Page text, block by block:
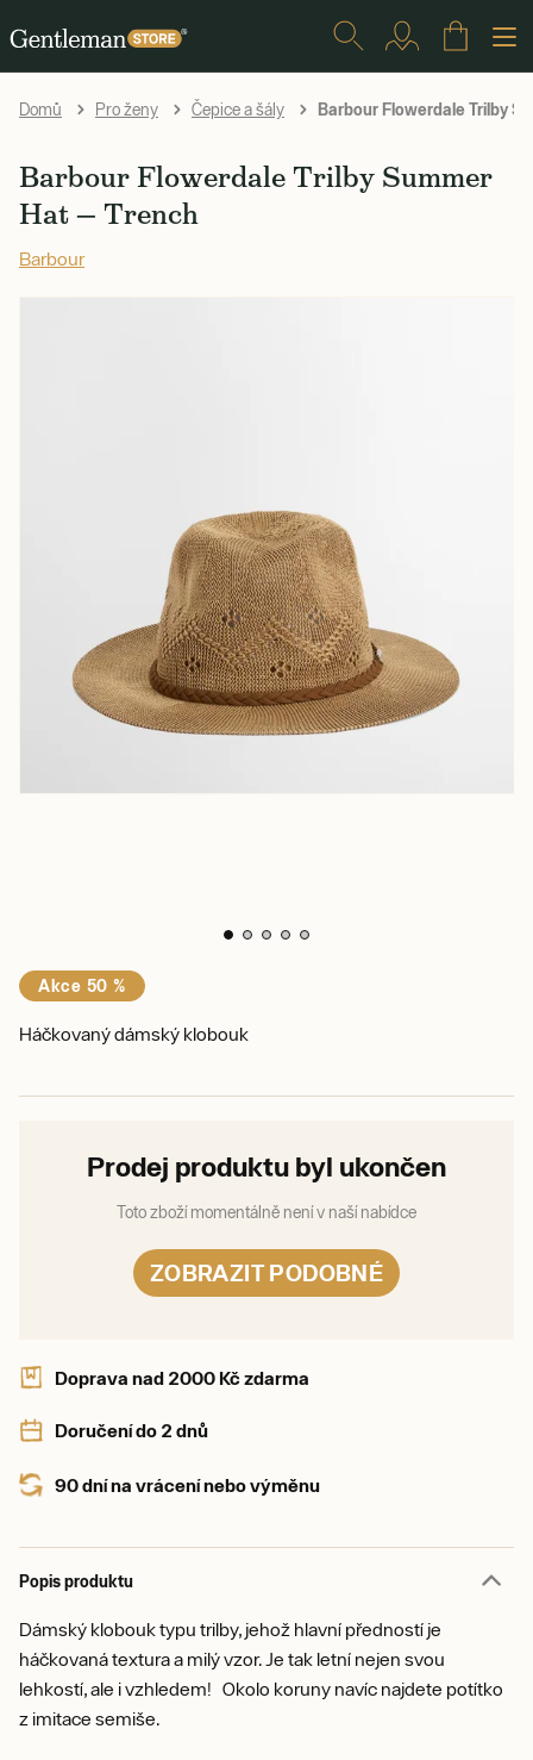
Domů Pro ženy Čepice a šály Barbour Flowerdale Trilby
Barbour Flowerdale Trilby Summer
Hat — Trench
Barbour
Akce 50 %
Háčkovaný dámský klobouk
Prodej produktu byl ukončen
Toto zboží momentálně není v naší nabídce
ZOBRAZIT PODOBNÉ
Doprava nad 2000 Kč zdarma
Doručení do 2 dnů
90 dní na vrácení nebo výměnu
Popis produktu
Dámský klobouk typu trilby, jehož hlavní předností je
háčkovaná textura a milý vzor. Je tak letní nejen svou
lehkostí, ale i vzhledem! Okolo koruny navíc najdete potítko
z imitace semiše.